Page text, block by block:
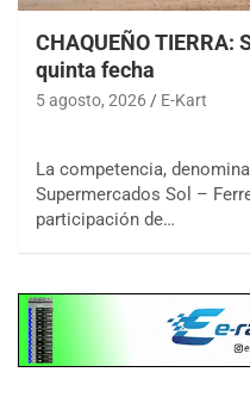
CHAQUEÑO TIERRA:
quinta fecha
5 agosto, 2026 E-Kart
La competencia,
Supermercados Sol –
participación de…